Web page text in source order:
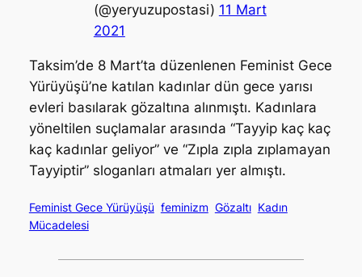
(@yeryuzupostasi) 11 Mart
2021
Taksim’de 8 Mart’ta düzenlenen Feminist Gece
Yürüyüşü’ne katılan kadınlar dün gece yarısı
evleri basılarak gözaltına alınmıştı. Kadınlara
yöneltilen suçlamalar arasında “Tayyip kaç kaç
kaç kadınlar geliyor” ve “Zıpla zıpla zıplamayan
Tayyiptir” sloganları atmaları yer almıştı.
Feminist Gece Yürüyüşü feminizm Gözaltı Kadın
Mücadelesi